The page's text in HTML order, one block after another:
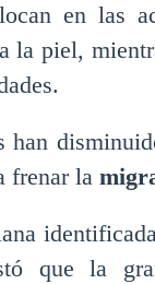
en las
la piel,
frenar la
que la